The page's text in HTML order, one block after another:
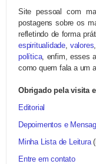
Site pessoal com
postagens sobre os
refletindo de forma
espiritualidade, valores
política, enfim, esses
como quem fala a um
Obrigado pela visita
Editorial
Depoimentos e
Minha Lista de Leitura
Entre em contato